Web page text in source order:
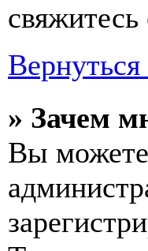
» Зачем
Вы можете